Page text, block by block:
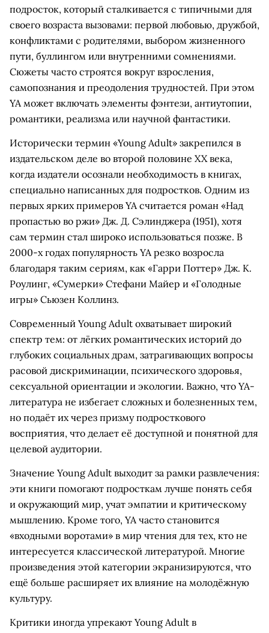
подросток, который сталкивается с типичными для
своего возраста вызовами: первой любовью, дружбой,
конфликтами с родителями, выбором жизненного
пути, буллингом или внутренними сомнениями.
Сюжеты часто строятся вокруг взросления,
самопознания и преодоления трудностей. При этом
YA может включать элементы фэнтези, антиутопии,
романтики, реализма или научной фантастики.
Исторически термин «Young Adult» закрепился в
издательском деле во второй половине XX века,
когда издатели осознали необходимость в книгах,
специально написанных для подростков. Одним из
первых ярких примеров YA считается роман «Над
пропастью во ржи» Дж. Д. Сэлинджера (1951), хотя
сам термин стал широко использоваться позже. В
2000-х годах популярность YA резко возросла
благодаря таким сериям, как «Гарри Поттер» Дж. К.
Роулинг, «Сумерки» Стефани Майер и «Голодные
игры» Сьюзен Коллинз.
Современный Young Adult охватывает широкий
спектр тем: от лёгких романтических историй до
глубоких социальных драм, затрагивающих вопросы
расовой дискриминации, психического здоровья,
сексуальной ориентации и экологии. Важно, что YA-
литература не избегает сложных и болезненных тем,
но подаёт их через призму подросткового
восприятия, что делает её доступной и понятной для
целевой аудитории.
Значение Young Adult выходит за рамки развлечения:
эти книги помогают подросткам лучше понять себя
и окружающий мир, учат эмпатии и критическому
мышлению. Кроме того, YA часто становится
«входными воротами» в мир чтения для тех, кто не
интересуется классической литературой. Многие
произведения этой категории экранизируются, что
ещё больше расширяет их влияние на молодёжную
культуру.
Критики иногда упрекают Young Adult в